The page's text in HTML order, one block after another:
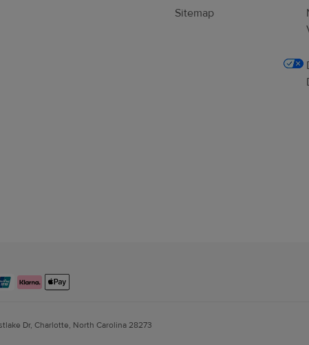
Sitemap
Dr, Charlotte, North Carolina 28273